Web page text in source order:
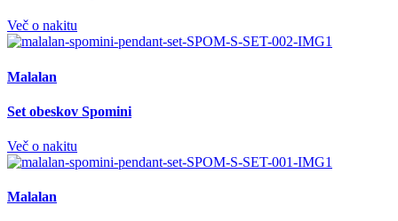
Več o nakitu
Malalan
Set obeskov Spomini
Več o nakitu
Malalan